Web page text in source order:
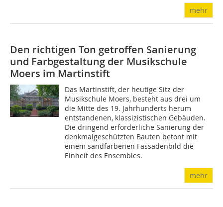
mehr
Den richtigen Ton getroffen Sanierung
und Farbgestaltung der Musikschule
Moers im Martinstift
Das Martinstift, der heutige Sitz der
Musikschule Moers, besteht aus drei um
die Mitte des 19. Jahrhunderts herum
entstandenen, klassizistischen Gebäuden.
Die dringend erforderliche Sanierung der
denkmalgeschützten Bauten betont mit
einem sandfarbenen Fassadenbild die
Einheit des Ensembles.
mehr